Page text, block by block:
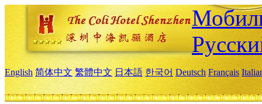
English 简体中文 繁體中文 日本語 한국어 Deutsch Français